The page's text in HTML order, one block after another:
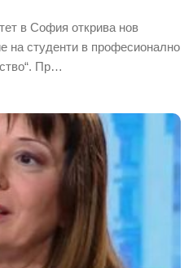
в София открива нов
на студенти в професионално
Пр…